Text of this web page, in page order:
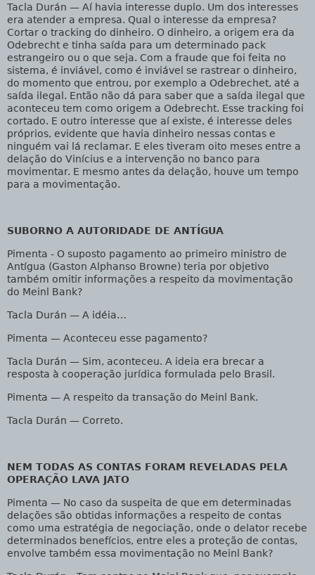
Tacla Durán — Aí havia interesse duplo. Um dos interesses
era atender a empresa. Qual o interesse da empresa?
Cortar o tracking do dinheiro. O dinheiro, a origem era da
Odebrecht e tinha saída para um determinado pack
estrangeiro ou o que seja. Com a fraude que foi feita no
sistema, é inviável, como é inviável se rastrear o dinheiro,
do momento que entrou, por exemplo a Odebrechet, até a
saída ilegal. Então não dá para saber que a saída ilegal que
aconteceu tem como origem a Odebrecht. Esse tracking foi
cortado. E outro interesse que aí existe, é interesse deles
próprios, evidente que havia dinheiro nessas contas e
ninguém vai lá reclamar. E eles tiveram oito meses entre a
delação do Vinícius e a intervenção no banco para
movimentar. E mesmo antes da delação, houve um tempo
para a movimentação.
SUBORNO A AUTORIDADE DE ANTÍGUA
Pimenta - O suposto pagamento ao primeiro ministro de
Antígua (Gaston Alphanso Browne) teria por objetivo
também omitir informações a respeito da movimentação
do Meinl Bank?
Tacla Durán — A idéia…
Pimenta — Aconteceu esse pagamento?
Tacla Durán — Sim, aconteceu. A ideia era brecar a
resposta à cooperação jurídica formulada pelo Brasil.
Pimenta — A respeito da transação do Meinl Bank.
Tacla Durán — Correto.
NEM TODAS AS CONTAS FORAM REVELADAS PELA
OPERAÇÃO LAVA JATO
Pimenta — No caso da suspeita de que em determinadas
delações são obtidas informações a respeito de contas
como uma estratégia de negociação, onde o delator recebe
determinados benefícios, entre eles a proteção de contas,
envolve também essa movimentação no Meinl Bank?